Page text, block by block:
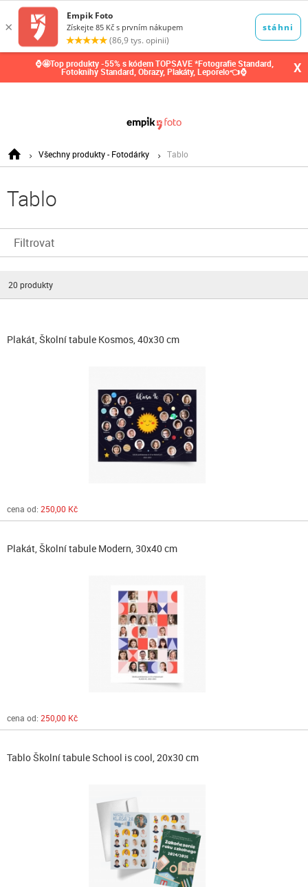
⌚🤩Top produkty -55% s kódem TOPSAVE *Fotografie Standard,
Fotoknihy Standard, Obrazy, Plakáty, Leporelo👈⌚ X
Všechny produkty - Fotodárky Tablo
Tablo
Filtrovat
20 produkty
Plakát, Školní tabule Kosmos, 40x30 cm
cena od: 250,00 Kč
Plakát, Školní tabule Modern, 30x40 cm
cena od: 250,00 Kč
Tablo Školní tabule School is cool, 20x30 cm